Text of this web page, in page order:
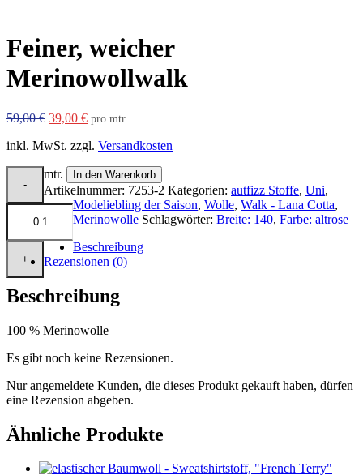
Feiner, weicher
Merinowollwalk
59,00€ Ursprünglicher
war:
39,00 €Aktueller
ist:
pro mtr.
inkl. MwSt. zzgl. Versandkosten
mtr. In den Warenkorb
Artikelnummer: 7253-2 Kategorien: autfizz Stoffe, Uni,
Modeliebling der Saison, Wolle, Walk - Lana Cotta,
Merinowolle Schlagwörter: Breite: 140, Farbe: altrose
Beschreibung
Rezensionen (0)
Beschreibung
100 % Merinowolle
Es gibt noch keine Rezensionen.
Nur angemeldete Kunden, die dieses Produkt gekauft haben, dürfen
eine Rezension abgeben.
Ähnliche Produkte